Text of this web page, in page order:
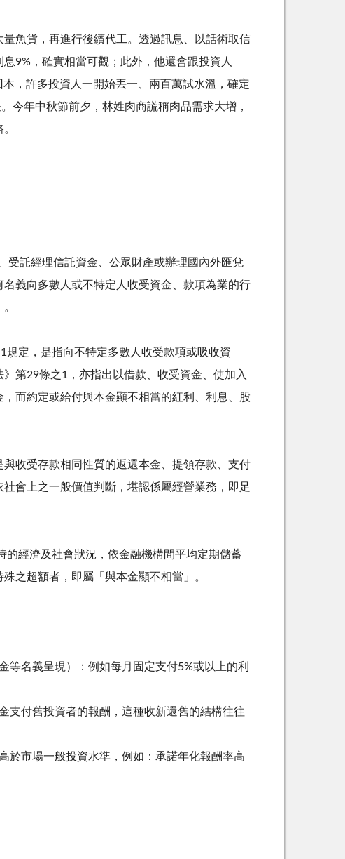
魚貨，再進行後續代工。透過訊息、以話術取信
9%，確實相當可觀；此外，他還會跟投資人
，許多投資人一開始丟一、兩百萬試水溫，確定
今年中秋節前夕，林姓肉商謊稱肉品需求大增，
受託經理信託資金、公眾財產或辦理國內外匯兌
義向多數人或不特定人收受資金、款項為業的行
規定，是指向不特定多數人收受款項或吸收資
第29條之1，亦指出以借款、收受資金、使加入
而約定或給付與本金顯不相當的紅利、利息、股
收受存款相同性質的返還本金、提領存款、支付
會上之一般價值判斷，堪認係屬經營業務，即足
經濟及社會狀況，依金融機構間平均定期儲蓄
之超額者，即屬「與本金顯不相當」。
等名義呈現）：例如每月固定支付5%或以上的利
支付舊投資者的報酬，這種收新還舊的結構往往
於市場一般投資水準，例如：承諾年化報酬率高